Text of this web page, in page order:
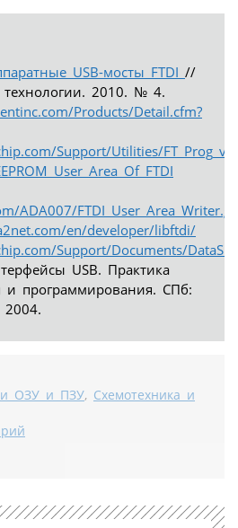
USB-мосты FTDI //
2010. № 4.
Products/Detail.cfm?
Support/Utilities/
User Area Of FTDI
ADA007/FTDI_User_Area_Writer.git
en/developer/libftdi/
Support/Documents/
USB. Практика
и программирования. СПб:
2004.
ОЗУ и ПЗУ, Схемотехника и